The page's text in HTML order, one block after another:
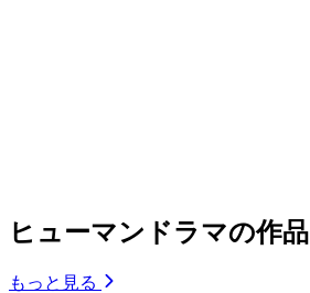
ヒューマンドラマの作品
もっと見る